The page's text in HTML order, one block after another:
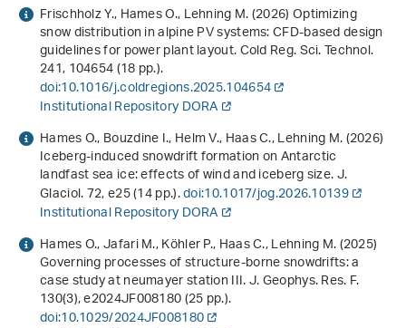
Frischholz Y., Hames O., Lehning M. (2026) Optimizing
snow distribution in alpine PV systems: CFD-based design
guidelines for power plant layout. Cold Reg. Sci. Technol.
241, 104654 (18 pp.).
doi:10.1016/j.coldregions.2025.104654
Institutional Repository DORA
Hames O., Bouzdine I., Helm V., Haas C., Lehning M. (2026)
Iceberg-induced snowdrift formation on Antarctic
landfast sea ice: effects of wind and iceberg size. J.
Glaciol.72, e25 (14 pp.).doi:10.1017/jog.2026.10139
Institutional Repository DORA
Hames O., Jafari M., Köhler P., Haas C., Lehning M. (2025)
Governing processes of structure‐borne snowdrifts: a
case study at neumayer station III. J. Geophys. Res. F.
130(3), e2024JF008180 (25 pp.).
doi:10.1029/2024JF008180